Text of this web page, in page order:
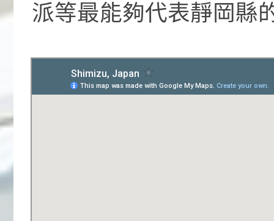
派等最能夠代表靜岡縣